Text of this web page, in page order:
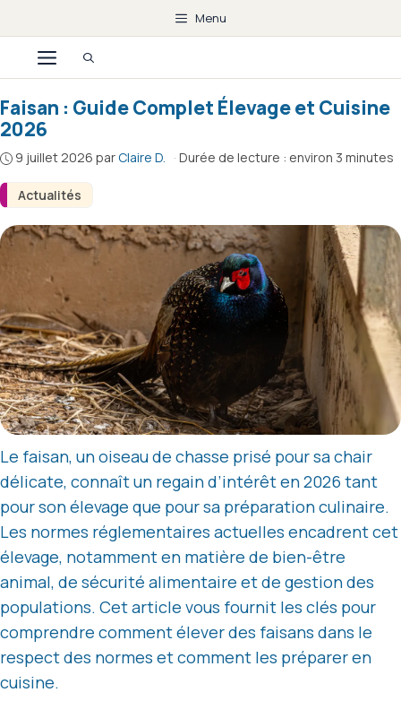
au
contenu
Menu
Menu
Actualités
Faisan : Guide Complet Élevage et Cuisine
2026
9 juillet 2026 par Claire D. · Durée de lecture : environ 3 minutes
Le faisan, un oiseau de chasse prisé pour sa chair
délicate, connaît un regain d’intérêt en 2026 tant
pour son élevage que pour sa préparation culinaire.
Les normes réglementaires actuelles encadrent cet
élevage, notamment en matière de bien-être
animal, de sécurité alimentaire et de gestion des
populations. Cet article vous fournit les clés pour
comprendre comment élever des faisans dans le
respect des normes et comment les préparer en
cuisine.